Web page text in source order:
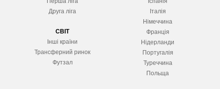
Друга ліга
СВІТ
Інші країни
Трансферний ринок
Футзал
Італія
Німеччина
Франція
Нідерланди
Португалія
Туреччина
Польща